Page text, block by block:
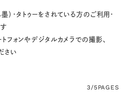
）・タトゥーをされている方のご利用・
フォンやデジタルカメラでの撮影、
さい
3/5PAGES